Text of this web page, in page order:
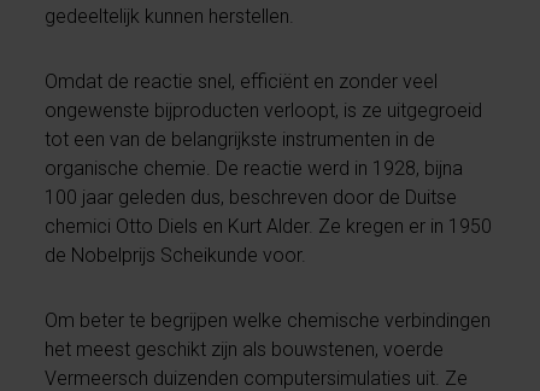
gedeeltelijk kunnen herstellen.
Omdat de reactie snel, efficiënt en zonder veel
ongewenste bijproducten verloopt, is ze uitgegroeid
tot een van de belangrijkste instrumenten in de
organische chemie. De reactie werd in 1928, bijna
100 jaar geleden dus, beschreven door de Duitse
chemici Otto Diels en Kurt Alder. Ze kregen er in 1950
de Nobelprijs Scheikunde voor.
Om beter te begrijpen welke chemische verbindingen
het meest geschikt zijn als bouwstenen, voerde
Vermeersch duizenden computersimulaties uit. Ze